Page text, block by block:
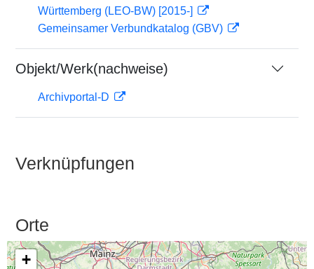
Württemberg (LEO-BW) [2015-]
Gemeinsamer Verbundkatalog (GBV)
Objekt/Werk(nachweise)
Archivportal-D
Verknüpfungen
Orte
+